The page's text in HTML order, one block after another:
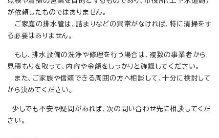
が依頼したものではありません。
ご家庭の排水管は、詰まりなどの異常がなければ、特に清掃をす
る必要はありません。
もし、排水設備の洗浄や修理を行う場合は、複数の事業者から
見積もりを取って、内容や金額をしっかりと確認してください。
また、ご家族や信頼できる周囲の方へ相談して、十分に検討して
から決めてください。
少しでも不安や疑問があれば、次の問い合わせ先に相談してくだ
さい。